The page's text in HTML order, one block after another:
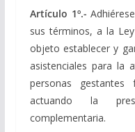
Artículo 1º.-
sus términos, a la
objeto establecer y
asistenciales para la
personas
actuando la
complementaria.